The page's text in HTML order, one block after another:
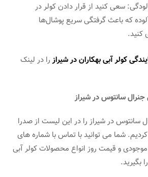
سعی کنید از قرار دادن کولر در
که باعث گرفتگی سریع پوشال‌ها
کنید.
کولر آبی بهکاران در شیرازرا در لینک
سانتوس در شیراز
سانتوس در شیراز را در این لیست از صدرا
شما می توانید با تماس با شماره های
و قیمت روز انواع محصولات کولر آبی
بگیرید.